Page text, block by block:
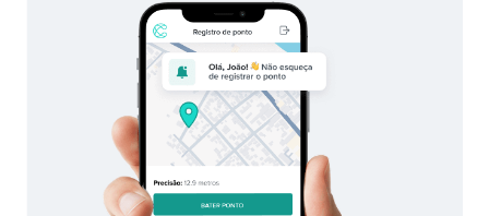
Iniciar teste grátis